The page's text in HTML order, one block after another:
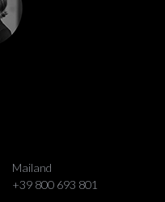
Mailand
+39 800 693 801